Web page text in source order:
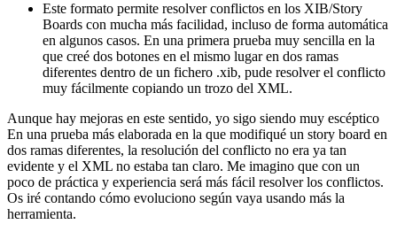
Este formato permite resolver conflictos en los XIB/Story
Boards con mucha más facilidad, incluso de forma automática
en algunos casos. En una primera prueba muy sencilla en la
que creé dos botones en el mismo lugar en dos ramas
diferentes dentro de un fichero .xib, pude resolver el conflicto
muy fácilmente copiando un trozo del XML.
Aunque hay mejoras en este sentido, yo sigo siendo muy escéptico
En una prueba más elaborada en la que modifiqué un story board en
dos ramas diferentes, la resolución del conflicto no era ya tan
evidente y el XML no estaba tan claro. Me imagino que con un
poco de práctica y experiencia será más fácil resolver los conflictos.
Os iré contando cómo evoluciono según vaya usando más la
herramienta.